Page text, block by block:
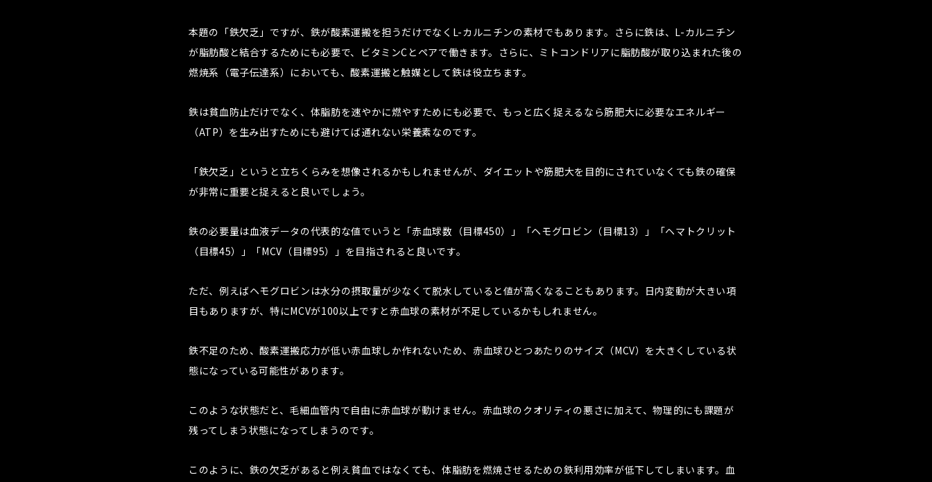
本題の「鉄欠乏」ですが、鉄が酸素運搬を担うだけでなくL-カルニチンの素材でもあります。さらに鉄は、L-カルニチン
が脂肪酸と結合するためにも必要で、ビタミンCとペアで働きます。さらに、ミトコンドリアに脂肪酸が取り込まれた後の
燃焼系（電子伝達系）においても、酸素運搬と触媒として鉄は役立ちます。
鉄は貧血防止だけでなく、体脂肪を速やかに燃やすためにも必要で、もっと広く捉えるなら筋肥大に必要なエネルギー
（ATP）を生み出すためにも避けてば通れない栄養素なのです。
「鉄欠乏」というと立ちくらみを想像されるかもしれませんが、ダイエットや筋肥大を目的にされていなくても鉄の確保
が非常に重要と捉えると良いでしょう。
鉄の必要量は血液データの代表的な値でいうと「赤血球数（目標450）」「ヘモグロビン（目標13）」「ヘマトクリット
（目標45）」「MCV（目標95）」を目指されると良いです。
ただ、例えばヘモグロビンは水分の摂取量が少なくて脱水していると値が高くなることもあります。日内変動が大きい項
目もありますが、特にMCVが100以上ですと赤血球の素材が不足しているかもしれません。
鉄不足のため、酸素運搬応力が低い赤血球しか作れないため、赤血球ひとつあたりのサイズ（MCV）を大きくしている状
態になっている可能性があります。
このような状態だと、毛細血管内で自由に赤血球が動けません。赤血球のクオリティの悪さに加えて、物理的にも課題が
残ってしまう状態になってしまうのです。
このように、鉄の欠乏があると例え貧血ではなくても、体脂肪を燃焼させるための鉄利用効率が低下してしまいます。血